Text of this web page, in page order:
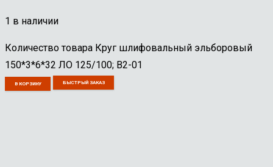
1 в наличии
Количество товара Круг шлифовальный эльборовый
150*3*6*32 ЛО 125/100; В2-01
В КОРЗИНУ БЫСТРЫЙ ЗАКАЗ